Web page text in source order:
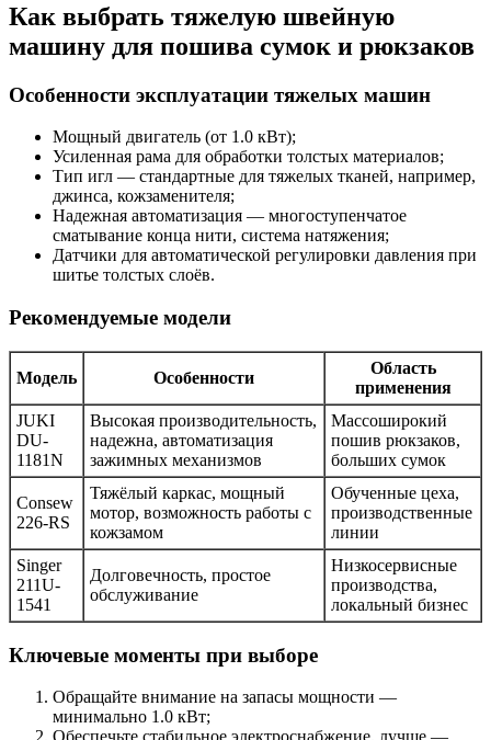
Как выбрать тяжелую швейную
машину для пошива сумок и рюкзаков
Особенности эксплуатации тяжелых машин
Мощный двигатель (от 1.0 кВт);
Усиленная рама для обработки толстых материалов;
Тип игл — стандартные для тяжелых тканей, например,
джинса, кожзаменителя;
Надежная автоматизация — многоступенчатое
сматывание конца нити, система натяжения;
Датчики для автоматической регулировки давления при
шитье толстых слоёв.
Рекомендуемые модели
Модель Особенности
Область
применения
JUKI
DU-
1181N
Высокая производительность,
надежна, автоматизация
зажимных механизмов
Массоширокий
пошив рюкзаков,
больших сумок
Consew
226-RS
Тяжёлый каркас, мощный
мотор, возможность работы с
кожзамом
Обученные цеха,
производственные
линии
Singer
211U-
1541
Долговечность, простое
обслуживание
Низкосервисные
производства,
локальный бизнес
Ключевые моменты при выборе
Обращайте внимание на запасы мощности —
минимально 1.0 кВт;